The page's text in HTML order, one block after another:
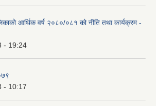
आर्थिक वर्ष २०८०/०८१ को नीति तथा कार्यक्रम -
- 19:24
- 10:17